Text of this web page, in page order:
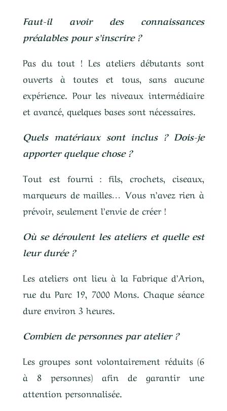
Faut-il avoir des connaissances
préalables pour s’inscrire ?
Pas du tout ! Les ateliers débutants sont
ouverts à toutes et tous, sans aucune
expérience. Pour les niveaux intermédiaire
et avancé, quelques bases sont nécessaires.
Quels matériaux sont inclus ? Dois-je
apporter quelque chose ?
Tout est fourni : fils, crochets, ciseaux,
marqueurs de mailles… Vous n’avez rien à
prévoir, seulement l’envie de créer !
Où se déroulent les ateliers et quelle est
leur durée ?
Les ateliers ont lieu à la Fabrique d’Arion,
rue du Parc 19, 7000 Mons. Chaque séance
dure environ 3 heures.
Combien de personnes par atelier ?
Les groupes sont volontairement réduits (6
à 8 personnes) afin de garantir une
attention personnalisée.